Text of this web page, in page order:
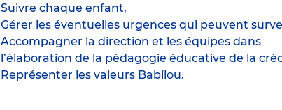
Suivre chaque enfant,
Gérer les éventuelles urgences qui peuvent
Accompagner la direction et les équipes dans
l’élaboration de la pédagogie éducative de la
Représenter les valeurs Babilou.